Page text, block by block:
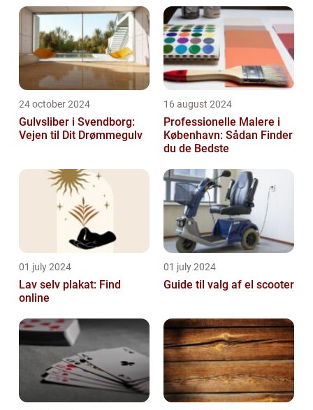
24 october 2024
Gulvsliber i Svendborg:
Vejen til Dit Drømmegulv
16 august 2024
Professionelle Malere i
København: Sådan Finder
du de Bedste
01 july 2024
Lav selv plakat: Find
online
01 july 2024
Guide til valg af el scooter